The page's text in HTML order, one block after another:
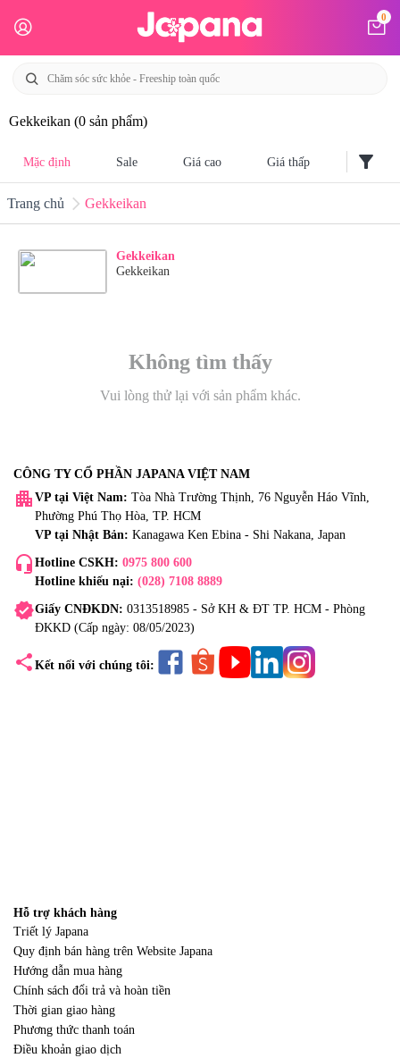
0
Gekkeikan (0 sản phẩm)
Mặc định Sale Giá cao Giá thấp filter_alt
Trang chủ Gekkeikan
Gekkeikan
Gekkeikan
Không tìm thấy
Vui lòng thử lại với sản phẩm khác.
CÔNG TY CỔ PHẦN JAPANA VIỆT NAM
apartment VP tại Việt Nam: Tòa Nhà Trường Thịnh, 76 Nguyễn Háo Vĩnh,
Phường Phú Thọ Hòa, TP. HCM
VP tại Nhật Bản: Kanagawa Ken Ebina - Shi Nakana, Japan
headset_mic Hotline CSKH: 0975 800 600
Hotline khiếu nại: (028) 7108 8889
verifiedGiấy CNĐKDN: 0313518985 - Sở KH & ĐT TP. HCM - Phòng
ĐKKD (Cấp ngày: 08/05/2023)
share Kết nối với chúng tôi:
Hỗ trợ khách hàng
Triết lý Japana
Quy định bán hàng trên Website Japana
Hướng dẫn mua hàng
Chính sách đổi trả và hoàn tiền
Thời gian giao hàng
Phương thức thanh toán
Điều khoản giao dịch